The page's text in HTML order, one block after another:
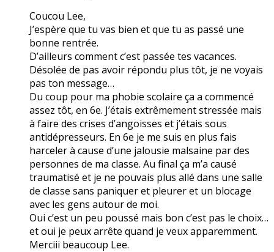
Coucou Lee,
J’espère que tu vas bien et que tu as passé une
bonne rentrée.
D’ailleurs comment c’est passée tes vacances.
Désolée de pas avoir répondu plus tôt, je ne voyais
pas ton message…
Du coup pour ma phobie scolaire ça a commencé
assez tôt, en 6e. J’étais extrêmement stressée mais
à faire des crises d’angoisses et j’étais sous
antidépresseurs. En 6e je me suis en plus fais
harceler à cause d’une jalousie malsaine par des
personnes de ma classe. Au final ça m’a causé
traumatisé et je ne pouvais plus allé dans une salle
de classe sans paniquer et pleurer et un blocage
avec les gens autour de moi.
Oui c’est un peu poussé mais bon c’est pas le choix…
et oui je peux arrête quand je veux apparemment.
Merciii beaucoup Lee.